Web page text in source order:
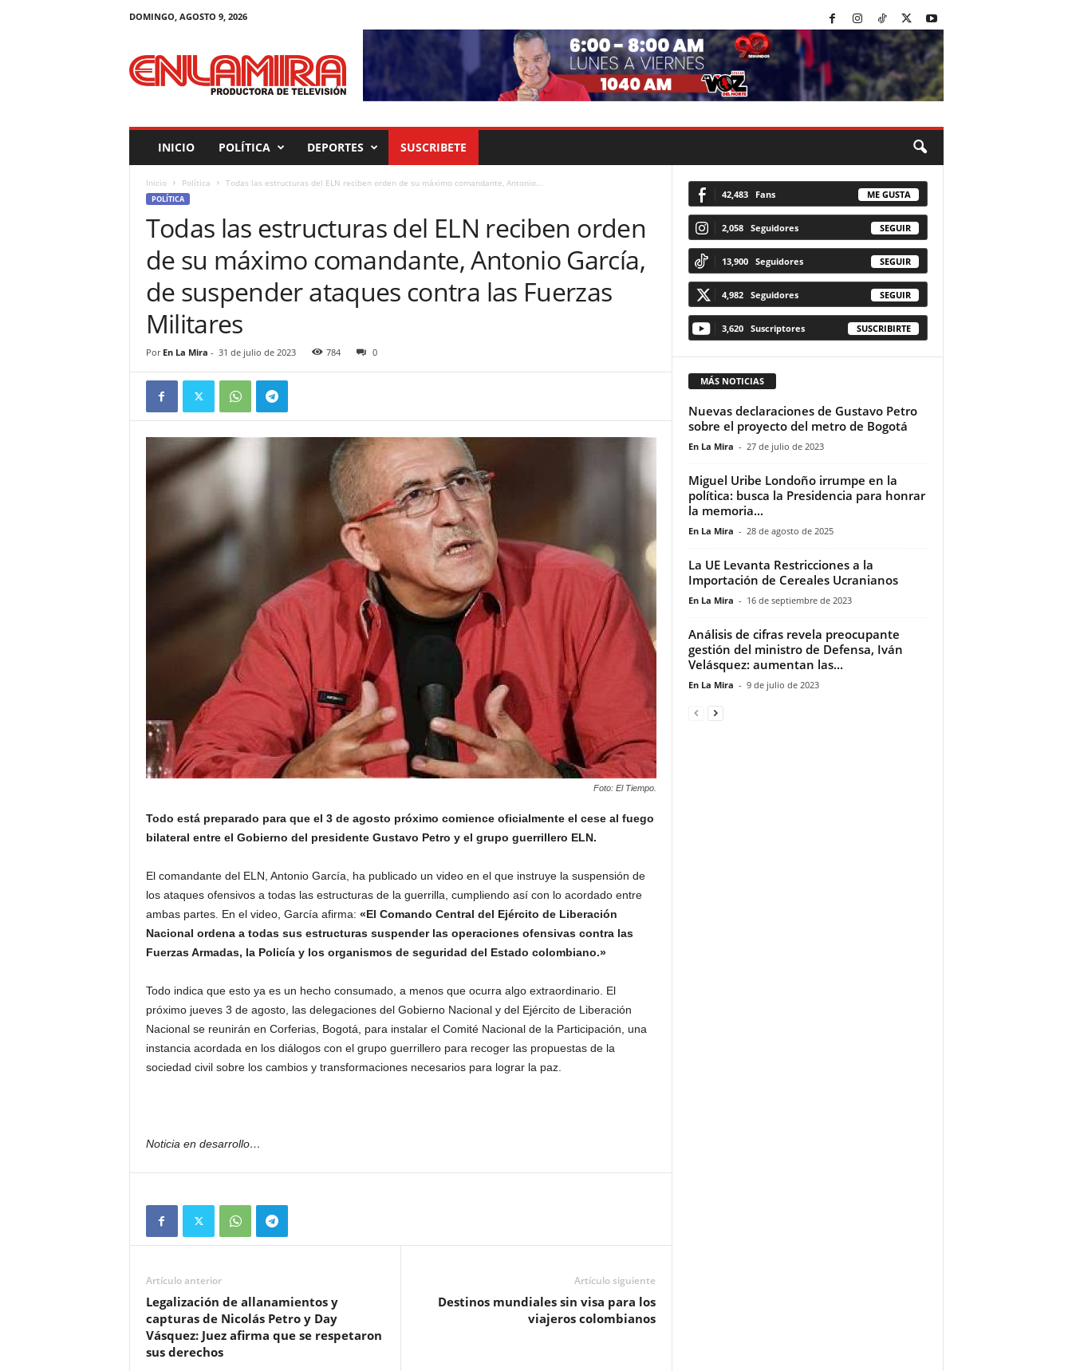
DOMINGO, AGOSTO 9, 2026
g
INICIO POLÍTICA DEPORTES SUSCRIBETE
Inicio Política Todas las estructuras del ELN reciben orden de su máximo comandante, Antonio...
POLÍTICA
Todas las estructuras del ELN reciben orden
de su máximo comandante, Antonio García,
de suspender ataques contra las Fuerzas
Militares
Por En La Mira - 31 de julio de 2023 784 0
Foto: El Tiempo.
Todo está preparado para que el 3 de agosto próximo comience oficialmente el cese al fuego
bilateral entre el Gobierno del presidente Gustavo Petro y el grupo guerrillero ELN.
El comandante del ELN, Antonio García, ha publicado un video en el que instruye la suspensión de
los ataques ofensivos a todas las estructuras de la guerrilla, cumpliendo así con lo acordado entre
ambas partes. En el video, García afirma: «El Comando Central del Ejército de Liberación
Nacional ordena a todas sus estructuras suspender las operaciones ofensivas contra las
Fuerzas Armadas, la Policía y los organismos de seguridad del Estado colombiano.»
Todo indica que esto ya es un hecho consumado, a menos que ocurra algo extraordinario. El
próximo jueves 3 de agosto, las delegaciones del Gobierno Nacional y del Ejército de Liberación
Nacional se reunirán en Corferias, Bogotá, para instalar el Comité Nacional de la Participación, una
instancia acordada en los diálogos con el grupo guerrillero para recoger las propuestas de la
sociedad civil sobre los cambios y transformaciones necesarios para lograr la paz.
Noticia en desarrollo…
Artículo anterior
Legalización de allanamientos y
capturas de Nicolás Petro y Day
Vásquez: Juez afirma que se respetaron
sus derechos
Artículo siguiente
Destinos mundiales sin visa para los
viajeros colombianos
42,483 Fans ME GUSTA
2,058 Seguidores SEGUIR
13,900 Seguidores SEGUIR
4,982 Seguidores SEGUIR
3,620 Suscriptores SUSCRIBIRTE
MÁS NOTICIAS
Nuevas declaraciones de Gustavo Petro
sobre el proyecto del metro de Bogotá
En La Mira - 27 de julio de 2023
Miguel Uribe Londoño irrumpe en la
política: busca la Presidencia para honrar
la memoria...
En La Mira - 28 de agosto de 2025
La UE Levanta Restricciones a la
Importación de Cereales Ucranianos
En La Mira - 16 de septiembre de 2023
Análisis de cifras revela preocupante
gestión del ministro de Defensa, Iván
Velásquez: aumentan las...
En La Mira - 9 de julio de 2023